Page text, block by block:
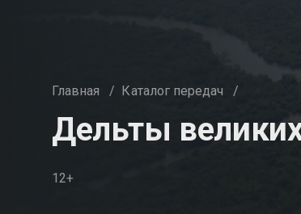
Главная / Каталог передач /
Дельты
12+